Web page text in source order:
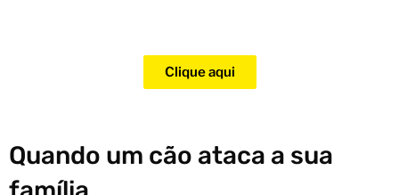
Clique aqui
Quando um cão ataca a sua